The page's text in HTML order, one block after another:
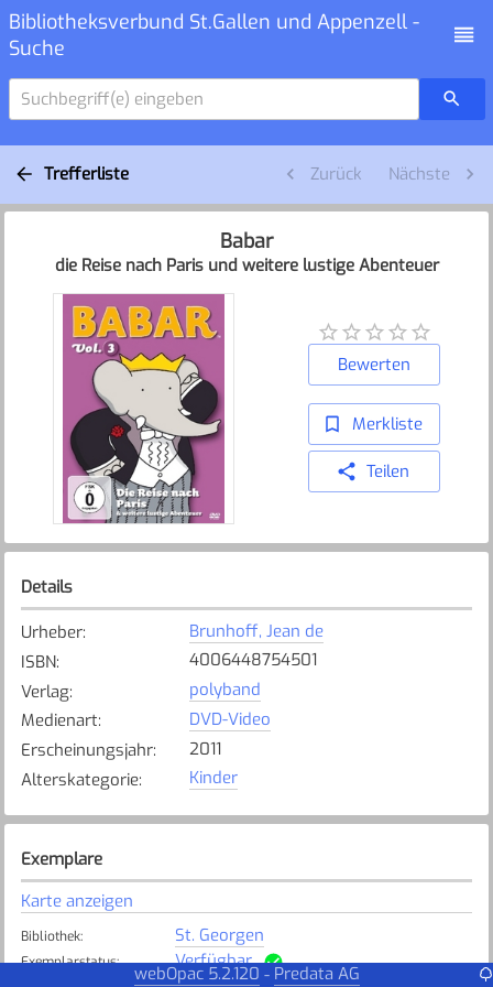
Bibliotheksverbund St.Gallen und Appenzell -
Suche
Suchbegriff(e) eingeben
Trefferliste Zurück Nächste
Babar
die Reise nach Paris und weitere lustige Abenteuer
Bewerten
Merkliste
Teilen
Details
Urheber:
Brunhoff, Jean de
ISBN:
4006448754501
Verlag:
polyband
Medienart:
DVD-Video
Erscheinungsjahr:
2011
Alterskategorie: Kinder
Exemplare
Karte anzeigen
Bibliothek: St. Georgen
Exemplarstatus: Verfügbar
webOpac 5.2.120 - Predata AG